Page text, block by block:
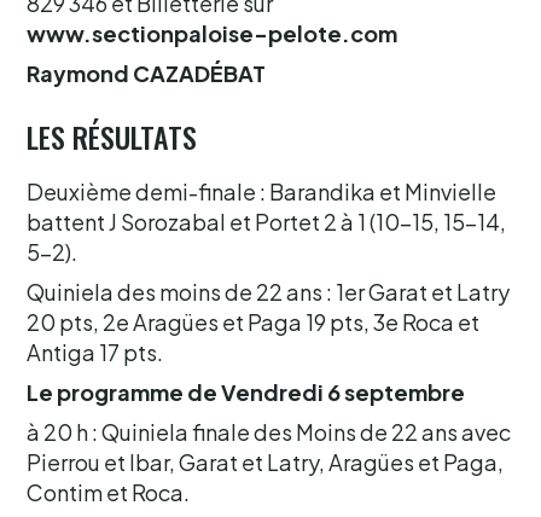
www.sectionpaloise-pelote.com
Raymond CAZADÉBAT
LES RÉSULTATS
Deuxième demi-finale : Barandika et Minvielle
battent J Sorozabal et Portet 2 à 1 (10-15, 15-14,
5-2).
Quiniela des moins de 22 ans : 1er Garat et Latry
20 pts, 2e Aragües et Paga 19 pts, 3e Roca et
Antiga 17 pts.
Le programme de Vendredi 6 septembre
à 20 h : Quiniela finale des Moins de 22 ans avec
Pierrou et Ibar, Garat et Latry, Aragües et Paga,
Contim et Roca.